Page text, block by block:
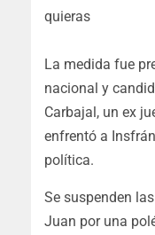
quieras
La medida fue
nacional y
Carbajal, un ex
enfrentó a
política.
Se suspenden
Juan por una